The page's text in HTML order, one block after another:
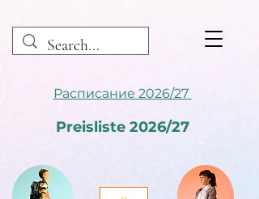
Расписание 2026/27
Preisliste 2026/27